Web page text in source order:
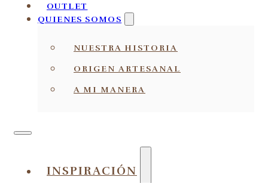
OUTLET
QUIENES SOMOS
NUESTRA HISTORIA
ORIGEN ARTESANAL
A MI MANERA
INSPIRACIÓN